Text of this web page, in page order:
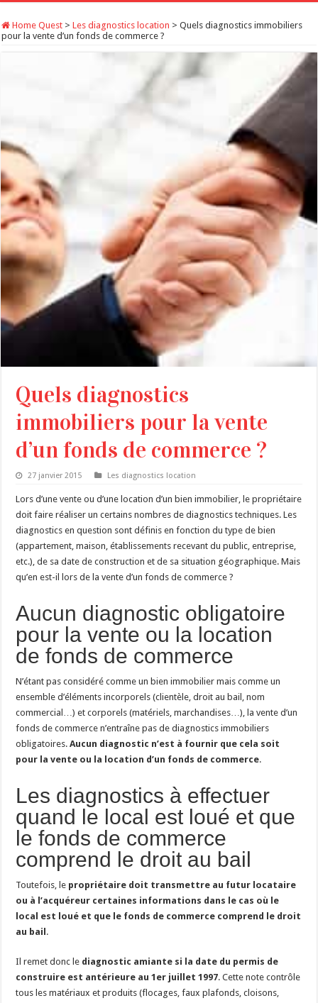
Home Quest > Les diagnostics location > Quels diagnostics immobiliers
pour la vente d’un fonds de commerce ?
Quels diagnostics
immobiliers pour la vente
d’un fonds de commerce ?
27 janvier 2015 Les diagnostics location
Lors d’une vente ou d’une location d’un bien immobilier, le propriétaire
doit faire réaliser un certains nombres de diagnostics techniques. Les
diagnostics en question sont définis en fonction du type de bien
(appartement, maison, établissements recevant du public, entreprise,
etc.), de sa date de construction et de sa situation géographique. Mais
qu’en est-il lors de la vente d’un fonds de commerce ?
Aucun diagnostic obligatoire
pour la vente ou la location
de fonds de commerce
N’étant pas considéré comme un bien immobilier mais comme un
ensemble d’éléments incorporels (clientèle, droit au bail, nom
commercial…) et corporels (matériels, marchandises…), la vente d’un
fonds de commerce n’entraîne pas de diagnostics immobiliers
obligatoires.Aucun diagnostic n’est à fournir que cela soit
pour la vente ou la location d’un fonds de commerce.
Les diagnostics à effectuer
quand le local est loué et que
le fonds de commerce
comprend le droit au bail
Toutefois, le propriétaire doit transmettre au futur locataire
ou à l’acquéreur certaines informations dans le cas où le
local est loué et que le fonds de commerce comprend le droit
au bail .
Il remet donc le diagnostic amiante si la date du permis de
construire est antérieure au 1er juillet 1997. Cette note contrôle
tous les matériaux et produits (flocages, faux plafonds, cloisons,